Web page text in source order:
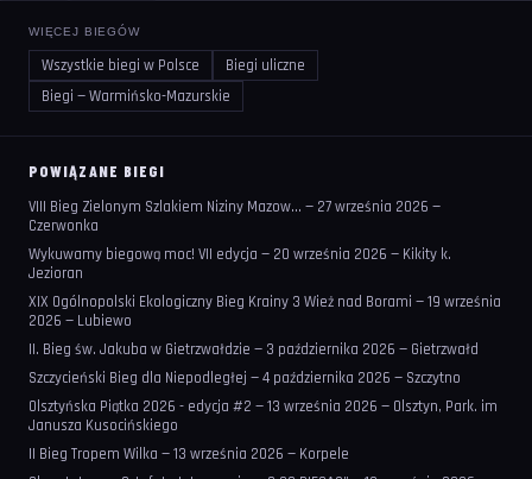
WIĘCEJ BIEGÓW
Wszystkie biegi w Polsce
Biegi uliczne
Biegi — Warmińsko-Mazurskie
POWIĄZANE BIEGI
VIII Bieg Zielonym Szlakiem Niziny Mazow... — 27 września 2026 —
Czerwonka
Wykuwamy biegową moc! VII edycja — 20 września 2026 — Kikity k.
Jezioran
XIX Ogólnopolski Ekologiczny Bieg Krainy 3 Wież nad Borami — 19 września
2026 — Lubiewo
II. Bieg św. Jakuba w Gietrzwałdzie — 3 października 2026 — Gietrzwałd
Szczycieński Bieg dla Niepodległej — 4 października 2026 — Szczytno
Olsztyńska Piątka 2026 - edycja #2 — 13 września 2026 — Olsztyn, Park. im
Janusza Kusocińskiego
II Bieg Tropem Wilka — 13 września 2026 — Korpele